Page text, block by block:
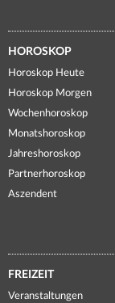
HOROSKOP
Horoskop Heute
Horoskop Morgen
Wochenhoroskop
Monatshoroskop
Jahreshoroskop
Partnerhoroskop
Aszendent
FREIZEIT
Veranstaltungen